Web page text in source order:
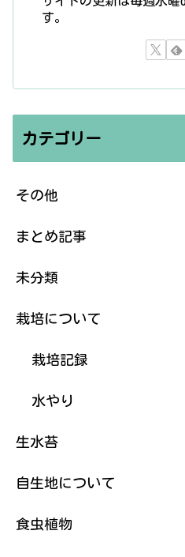
す。
カテゴリー
その他
まとめ記事
未分類
栽培について
栽培記録
水やり
生水苔
自生地について
食虫植物